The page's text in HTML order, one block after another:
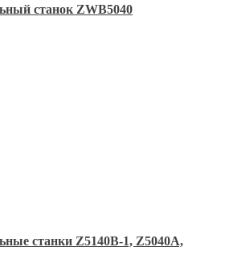
станок ZWB5040
станки Z5140B-1, Z5040А,